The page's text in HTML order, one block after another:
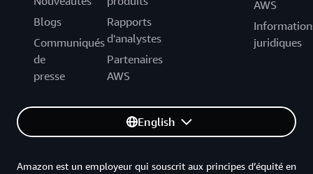
Blogs
Communiqués
de
presse
Rapports
d'analystes
Partenaires
AWS
AWS
juridiques
English
Amazon est un employeur qui souscrit aux principes d’équité en